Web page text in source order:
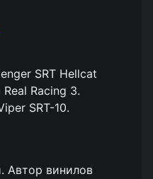
SRT Hellcat
Racing 3.
SRT-10.
Автор винилов